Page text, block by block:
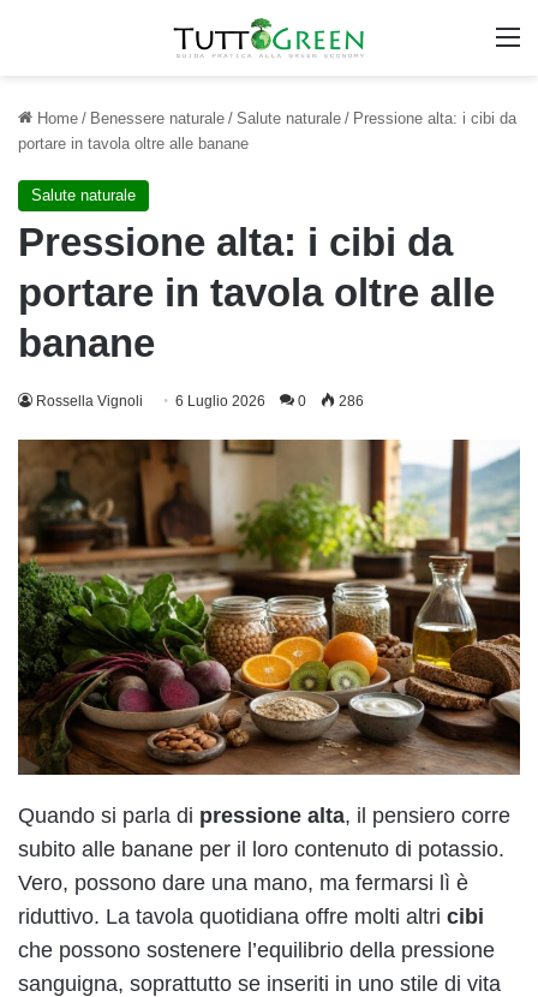
Home / Benessere naturale / Salute naturale / Pressione alta: i cibi da
portare in tavola oltre alle banane
Salute naturale
Pressione alta: i cibi da
portare in tavola oltre alle
banane
Rossella Vignoli 6 Luglio 2026 0 286
Quando si parla di pressione alta, il pensiero corre
subito alle banane per il loro contenuto di potassio.
Vero, possono dare una mano, ma fermarsi lì è
riduttivo. La tavola quotidiana offre molti altri cibi
che possono sostenere l’equilibrio della pressione
sanguigna, soprattutto se inseriti in uno stile di vita